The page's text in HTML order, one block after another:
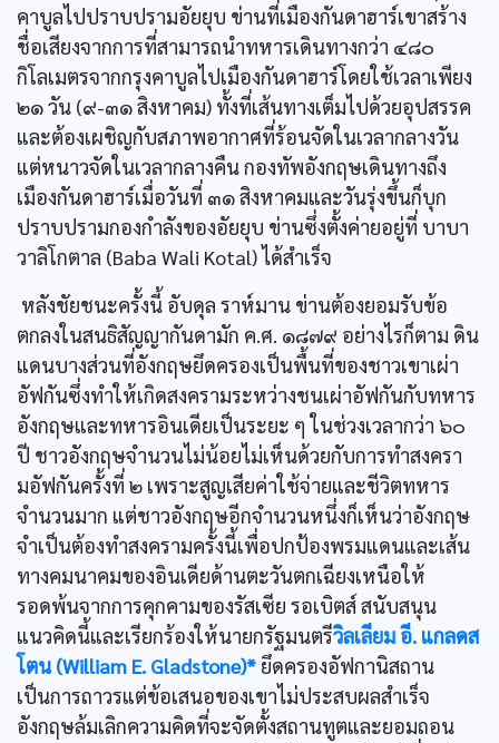
คาบูลไปปราบปรามอัยยุบ ข่านที่เมืองกันดาฮาร์เขาสร้าง
ชื่อเสียงจากการที่สามารถนำทหารเดินทางกว่า ๔๘๐
กิโลเมตรจากกรุงคาบูลไปเมืองกันดาฮาร์โดยใช้เวลาเพียง
๒๑ วัน (๙-๓๑ สิงหาคม) ทั้งที่เส้นทางเต็มไปด้วยอุปสรรค
และต้องเผชิญกับสภาพอากาศที่ร้อนจัดในเวลากลางวัน
แต่หนาวจัดในเวลากลางคืน กองทัพอังกฤษเดินทางถึง
เมืองกันดาฮาร์เมื่อวันที่ ๓๑ สิงหาคมและวันรุ่งขึ้นก็บุก
ปราบปรามกองกำลังของอัยยุบ ข่านซึ่งตั้งค่ายอยู่ที่ บาบา
วาลิโกตาล (Baba Wali Kotal) ได้สำเร็จ
หลังชัยชนะครั้งนี้ อับดุล ราห์มาน ข่านต้องยอมรับข้อ
ตกลงในสนธิสัญญากันดามัก ค.ศ. ๑๘๗๙ อย่างไรก็ตาม ดิน
แดนบางส่วนที่อังกฤษยึดครองเป็นพื้นที่ของชาวเขาเผ่า
อัฟกันซึ่งทำให้เกิดสงครามระหว่างชนเผ่าอัฟกันกับทหาร
อังกฤษและทหารอินเดียเป็นระยะ ๆ ในช่วงเวลากว่า ๖๐
ปี ชาวอังกฤษจำนวนไม่น้อยไม่เห็นด้วยกับการทำสงครา
มอัฟกันครั้งที่ ๒ เพราะสูญเสียค่าใช้จ่ายและชีวิตทหาร
จำนวนมาก แต่ชาวอังกฤษอีกจำนวนหนึ่งก็เห็นว่าอังกฤษ
จำเป็นต้องทำสงครามครั้งนี้เพื่อปกป้องพรมแดนและเส้น
ทางคมนาคมของอินเดียด้านตะวันตกเฉียงเหนือให้
รอดพ้นจากการคุกคามของรัสเซีย รอเบิตส์ สนับสนุน
แนวคิดนี้และเรียกร้องให้นายกรัฐมนตรีวิลเลียม อี. แกลดส
โตน (William E. Gladstone)* ยึดครองอัฟกานิสถาน
เป็นการถาวรแต่ข้อเสนอของเขาไม่ประสบผลสำเร็จ
อังกฤษล้มเลิกความคิดที่จะจัดตั้งสถานทูตและยอมถอน